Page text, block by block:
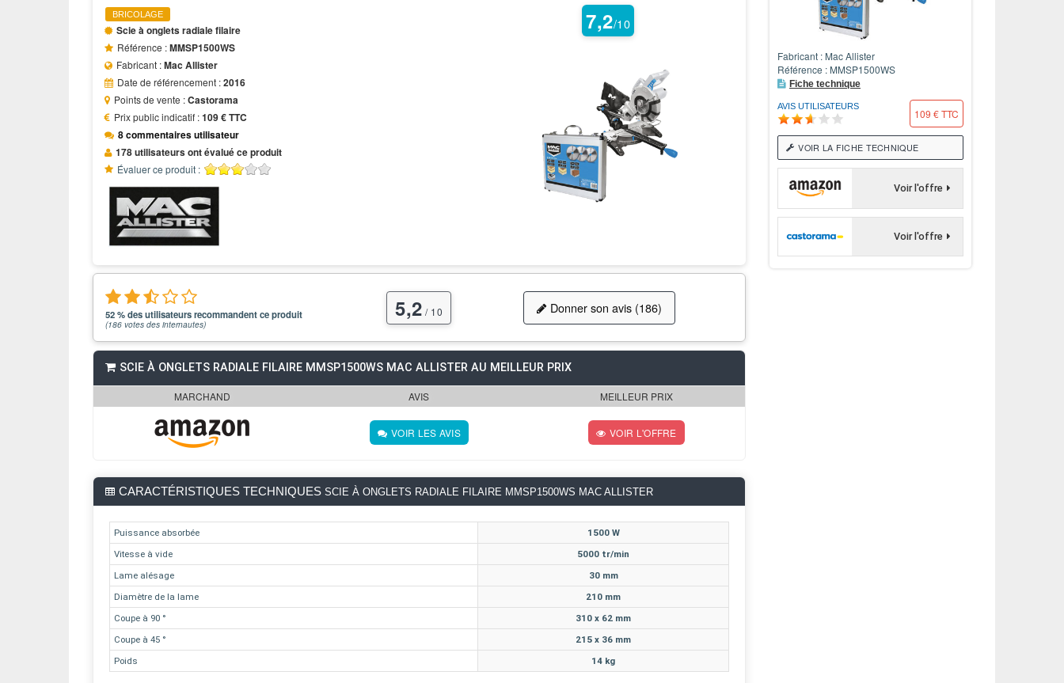
BRICOLAGE
Scie à onglets radiale filaire
Référence :MMSP1500WS
Fabricant :Mac Allister
Date de référencement :2016
Points de vente :Castorama
Prix public indicatif :109 € TTC
8 commentaires utilisateur
178 utilisateurs ont évalué ce produit
Évaluer ce produit :
7,2/10
52 % des utilisateurs recommandent ce produit
(186 votes des internautes)
5,2 / 10 Donner son avis (186)
SCIE À ONGLETS RADIALE FILAIRE MMSP1500WS MAC ALLISTER AU MEILLEUR PRIX
MARCHAND AVIS MEILLEUR PRIX
VOIR LES AVIS VOIR L'OFFRE
CARACTÉRISTIQUES TECHNIQUES SCIE À ONGLETS RADIALE FILAIRE MMSP1500WS MAC ALLISTER
Puissance absorbée
1500 W
Vitesse à vide
5000 tr/min
Lame alésage
30 mm
Diamètre de la lame
210 mm
Coupe à 90 °
310 x 62 mm
Coupe à 45 °
215 x 36 mm
Poids
14 kg
Fabricant : Mac Allister
Référence : MMSP1500WS
Fiche technique
AVIS UTILISATEURS
109 € TTC
VOIR LA FICHE TECHNIQUE
Voir l'offre
Voir l'offre